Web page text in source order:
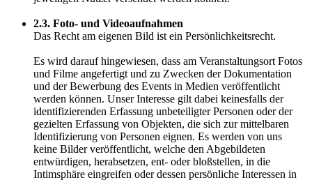
2.3. Foto- und Videoaufnahmen
Das Recht am eigenen Bild ist ein Persönlichkeitsrecht.
Es wird darauf hingewiesen, dass am Veranstaltungsort Fotos
und Filme angefertigt und zu Zwecken der Dokumentation
und der Bewerbung des Events in Medien veröffentlicht
werden können. Unser Interesse gilt dabei keinesfalls der
identifizierenden Erfassung unbeteiligter Personen oder der
gezielten Erfassung von Objekten, die sich zur mittelbaren
Identifizierung von Personen eignen. Es werden von uns
keine Bilder veröffentlicht, welche den Abgebildeten
entwürdigen, herabsetzen, ent- oder bloßstellen, in die
Intimsphäre eingreifen oder dessen persönliche Interessen in